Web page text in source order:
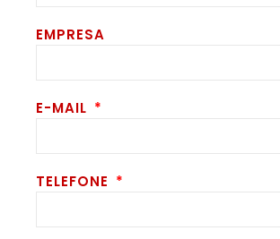
EMPRESA
E-MAIL
TELEFONE